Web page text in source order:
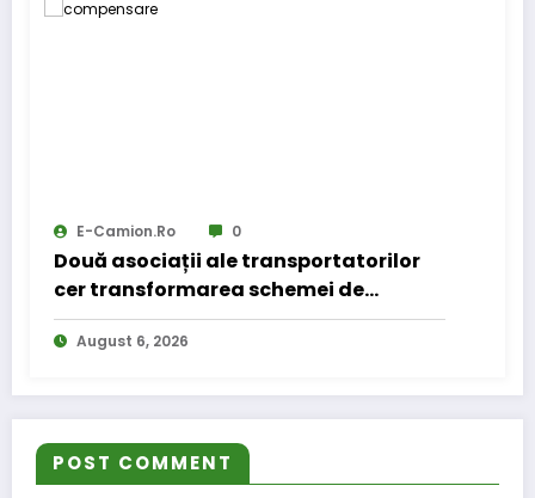
E-Camion.ro 0
Două asociații ale transportatorilor
cer transformarea schemei de
compensare a accizei în mecanism
permanent
August 6, 2026
POST COMMENT